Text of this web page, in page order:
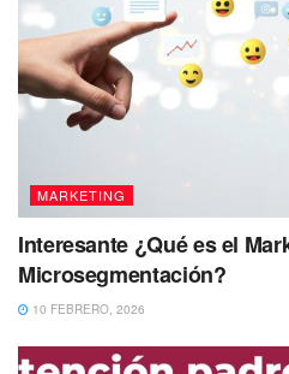
MARKETING
Interesante ¿Qué es el
Microsegmentación?
10 FEBRERO, 2026